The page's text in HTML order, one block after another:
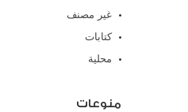
غير مصنف
كتابات
محلية
منوعات